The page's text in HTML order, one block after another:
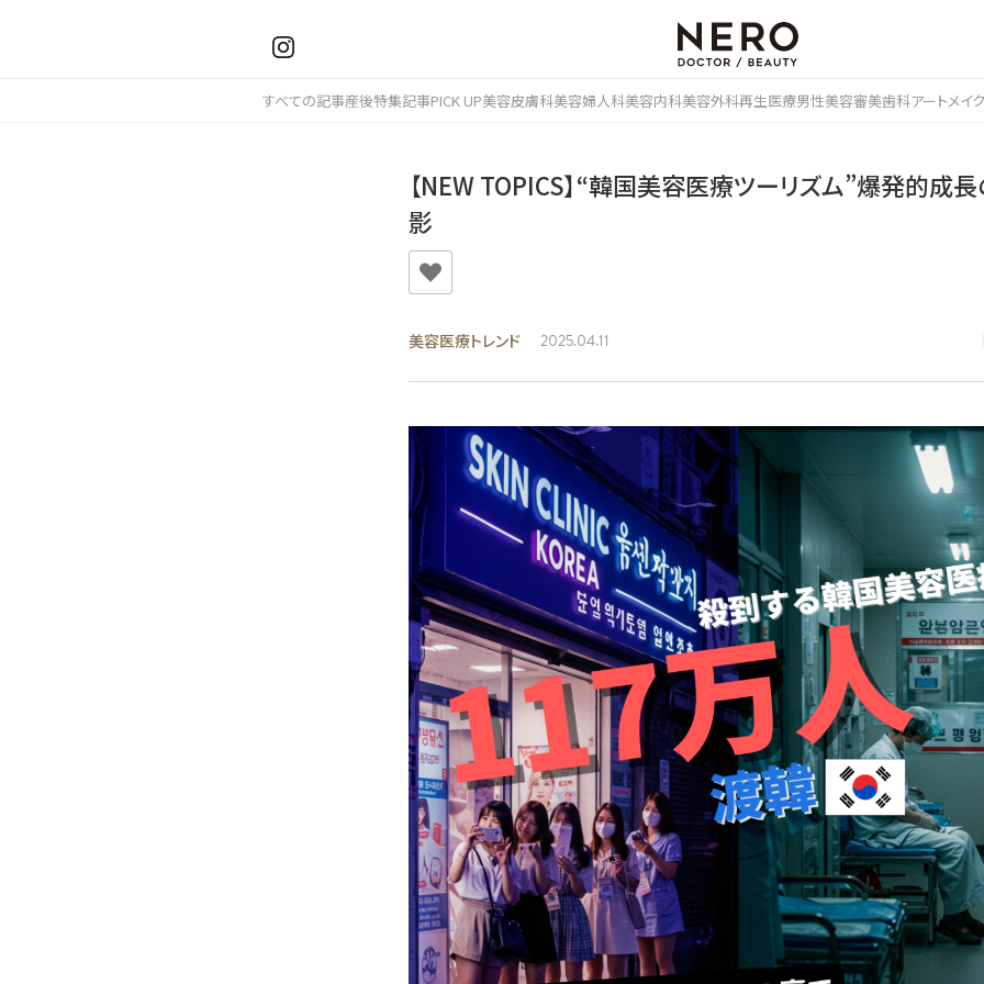
すべての記事産後特集記事PICK UP美容皮膚科美容婦人科美容内科美容外科再生医療男性美容審美歯科アートメイク
【NEW TOPICS】“韓国美容医療ツーリズム”爆発的成
影
美容医療トレンド 2025.04.11